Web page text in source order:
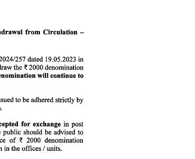
शहर एवं राज्य
खेल खबर
मनोरंजन
ई-पेपर